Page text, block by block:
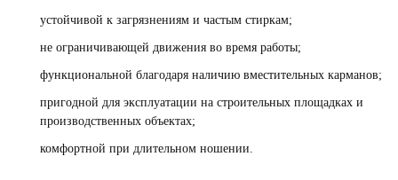
устойчивой к загрязнениям и частым стиркам;
не ограничивающей движения во время работы;
функциональной благодаря наличию вместительных карманов;
пригодной для эксплуатации на строительных площадках и
производственных объектах;
комфортной при длительном ношении.